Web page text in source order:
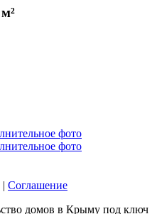
| Соглашение
домов в Крыму под ключ